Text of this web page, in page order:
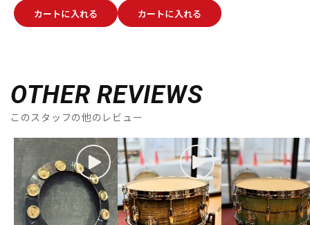
カートに入れる カートに入れる
OTHER REVIEWS
このスタッフの他のレビュー